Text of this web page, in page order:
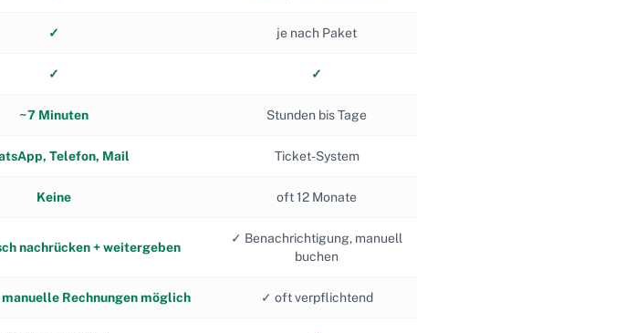
✓ je nach Paket
✓ ✓
~7 Minuten Stunden bis Tage
Telefon, Mail Ticket-System
Keine oft 12 Monate
nachrücken + weitergeben
✓ Benachrichtigung, manuell
buchen
manuelle Rechnungen möglich ✓ oft verpflichtend